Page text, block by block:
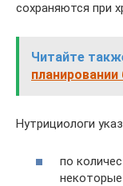
сохраняются при
Читайте
Нутрициологи
по